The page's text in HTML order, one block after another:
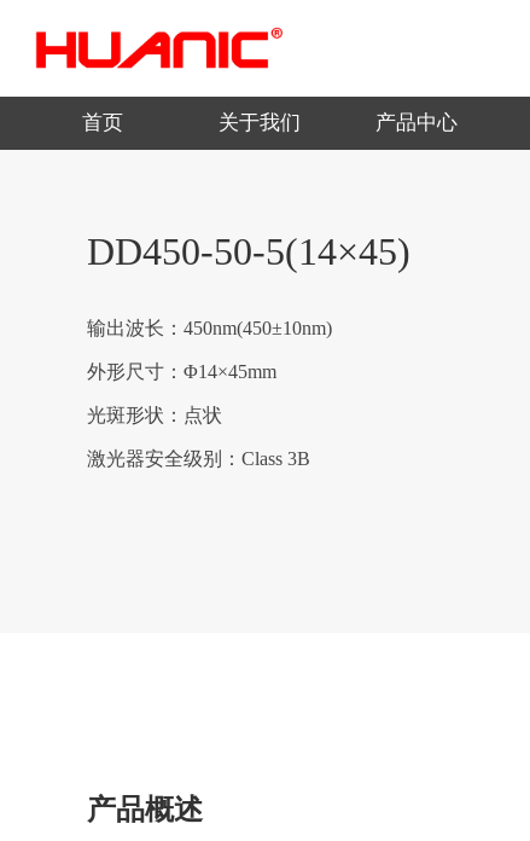
首页 关于我们 产品中心
DD450-50-5(14×45)
输出波长：450nm(450±10nm)
外形尺寸：Φ14×45mm
光斑形状：点状
激光器安全级别：Class 3B
产品概述